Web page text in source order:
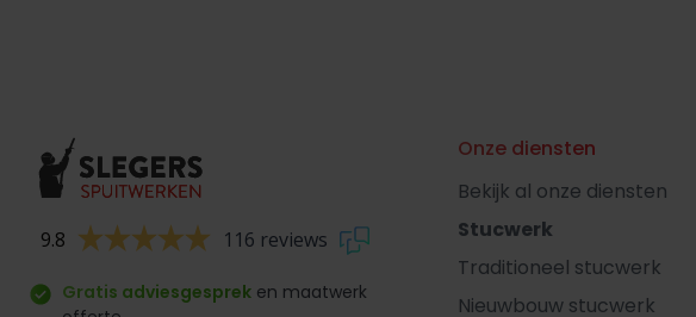
9.8 116 reviews
Gratis adviesgesprek en maatwerk
Onze diensten
Bekijk al onze diensten
Stucwerk
Traditioneel stucwerk
Nieuwbouw stucwerk